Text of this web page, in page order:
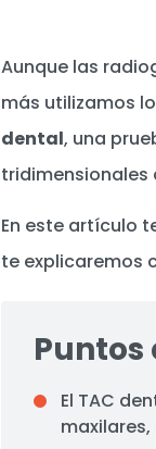
Aunque las
más utilizamos
dental, una
tridimensionales
En este artículo
te explicaremos
Puntos
El TAC